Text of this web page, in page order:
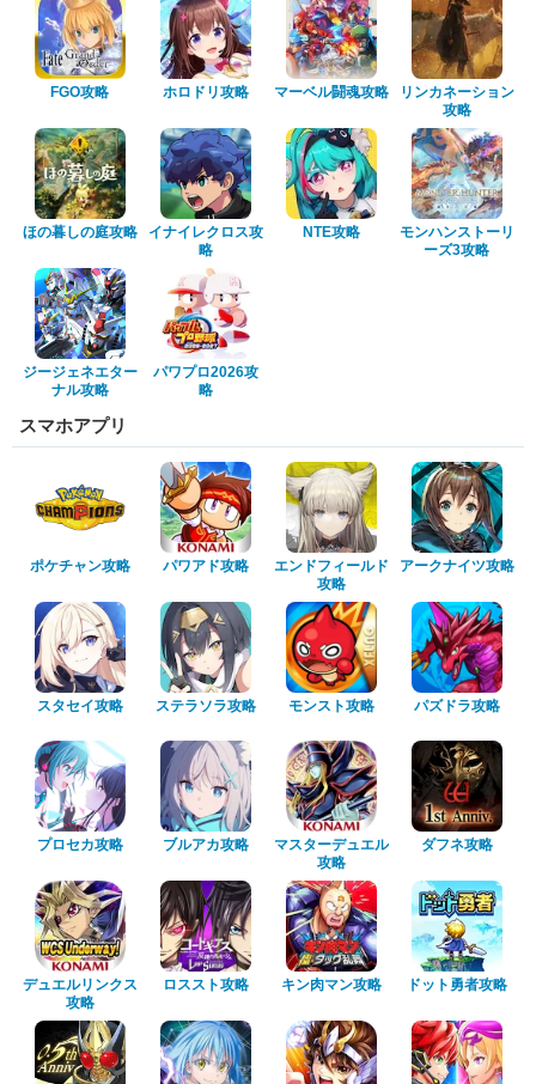
FGO攻略 ホロドリ攻略 マーベル闘魂攻略
リンカネーション
攻略
ほの暮しの庭攻略
イナイレクロス攻
略
NTE攻略
モンハンストーリ
ーズ3攻略
ジージェネエター
ナル攻略
パワプロ2026攻
略
スマホアプリ
ポケチャン攻略 パワアド攻略
エンドフィールド
攻略
アークナイツ攻略
スタセイ攻略 ステラソラ攻略 モンスト攻略 パズドラ攻略
プロセカ攻略 ブルアカ攻略
マスターデュエル
攻略
ダフネ攻略
デュエルリンクス
攻略
ロススト攻略 キン肉マン攻略 ドット勇者攻略